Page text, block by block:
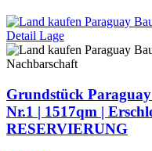
Grundstück
Nr.1 | 1517qm |
RESERVIERUNG